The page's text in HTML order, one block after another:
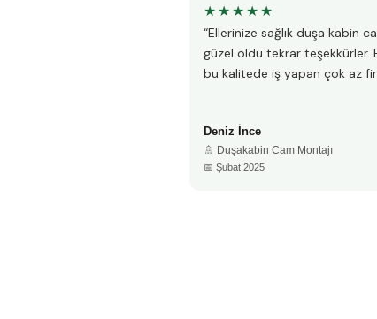
★★★★★
“Ellerinize sağlık duşa kabin
güzel oldu tekrar teşekkürler.
bu kalitede iş yapan çok az
Deniz İnce
🚿 Duşakabin Cam Montajı
📅 Şubat 2025